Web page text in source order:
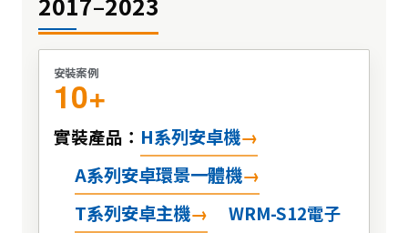
安裝案例
10+
實裝產品： H系列安卓機
A系列安卓環景一體機
T系列安卓主機
WRM-S12電子